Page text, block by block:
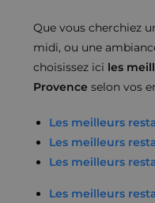
Que vous cherchiez
midi, ou une
choisissez ici les
Provence selon vos
Les meilleurs
Les meilleurs
Les meilleurs
Les meilleurs